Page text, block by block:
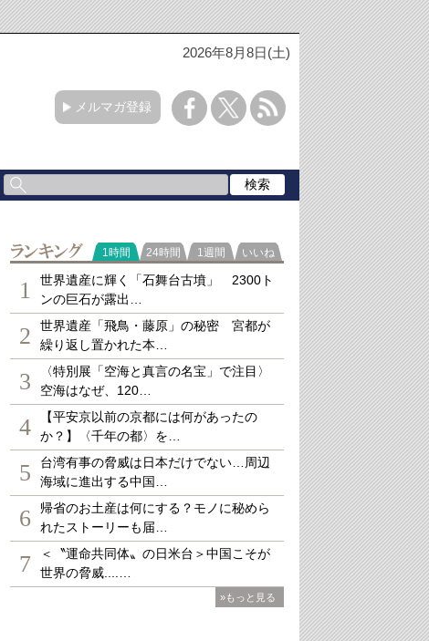
2026年8月8日(土)
メルマガ登録
ランキング
1時間 24時間 1週間 いいね
1
世界遺産に輝く「石舞台古墳」 2300ト
ンの巨石が露出…
2
世界遺産「飛鳥・藤原」の秘密 宮都が
繰り返し置かれた本…
3
〈特別展「空海と真言の名宝」で注目〉
空海はなぜ、120…
4
【平安京以前の京都には何があったの
か？】〈千年の都〉を…
5
台湾有事の脅威は日本だけでない…周辺
海域に進出する中国…
6
帰省のお土産は何にする？モノに秘めら
れたストーリーも届…
7
＜〝運命共同体〟の日米台＞中国こそが
世界の脅威....…
»もっと見る